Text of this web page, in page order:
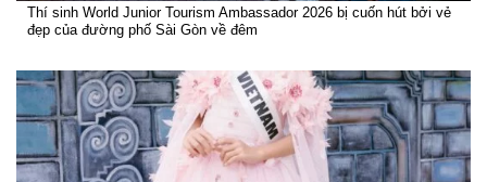
Thí sinh World Junior Tourism Ambassador 2026 bị cuốn hút bởi vẻ
đẹp của đường phố Sài Gòn về đêm